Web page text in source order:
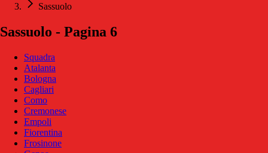
Sassuolo
Sassuolo - Pagina 6
Squadra
Atalanta
Bologna
Cagliari
Como
Cremonese
Empoli
Fiorentina
Frosinone